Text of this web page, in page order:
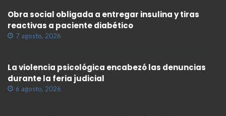
Obra social obligada a entregar insulina y tiras
reactivas a paciente diabético
7 agosto, 2026
La violencia psicológica encabezó las denuncias
durante la feria judicial
6 agosto, 2026